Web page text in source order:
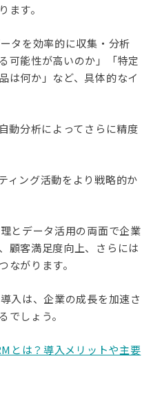
ます。
タを効率的に収集・分析
可能性が高いのか」「特定
は何か」など、具体的なイ
動分析によってさらに精度
ィング活動をより戦略的か
とデータ活用の両面で企業
顧客満足度向上、さらには
ながります。
入は、企業の成長を加速さ
でしょう。
とは？導入メリットや主要